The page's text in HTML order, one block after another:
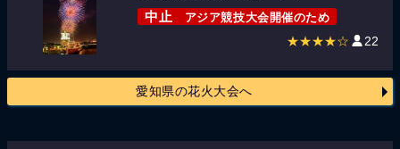
中止 アジア競技大会開催のため
★★★★☆ 22
愛知県の花火大会へ